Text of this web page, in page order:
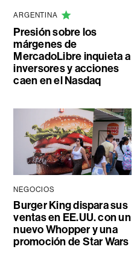
ARGENTINA
Presión sobre los
márgenes de
MercadoLibre inquieta a
inversores y acciones
caen en el Nasdaq
NEGOCIOS
Burger King dispara sus
ventas en EE.UU. con un
nuevo Whopper y una
promoción de Star Wars